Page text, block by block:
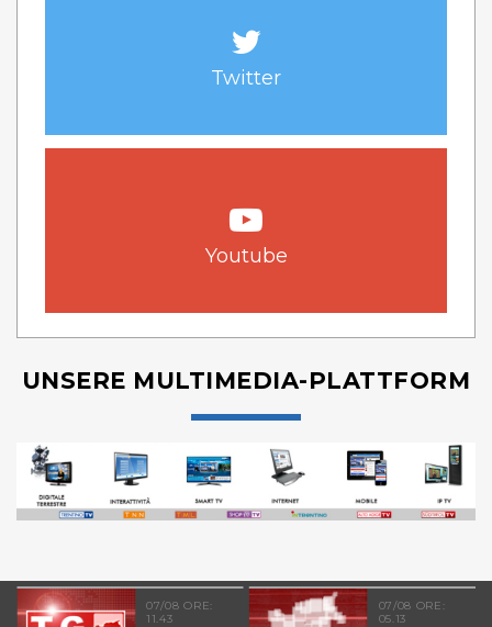
Twitter
Youtube
UNSERE MULTIMEDIA-PLATTFORM
07/08 ORE:
11.43
07/08 ORE:
05.13